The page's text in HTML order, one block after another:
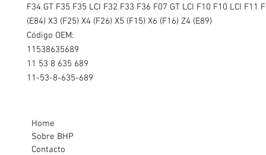
F34 GT F35 F35 LCI F32 F33 F36 F07 GT LCI F10 F10 LCI F11
(E84) X3 (F25) X4 (F26) X5 (F15) X6 (F16) Z4 (E89)
Código OEM:
11538635689
11 53 8 635 689
11-53-8-635-689
Home
Sobre BHP
Contacto